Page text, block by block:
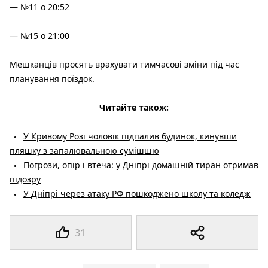
31
— №11 о 20:52
— №15 о 21:00
Мешканців просять врахувати тимчасові зміни під час
планування поїздок.
Читайте також:
У Кривому Розі чоловік підпалив будинок, кинувши
пляшку з запалювальною сумішшю
Погрози, опір і втеча: у Дніпрі домашній тиран отримав
підозру
У Дніпрі через атаку РФ пошкоджено школу та коледж